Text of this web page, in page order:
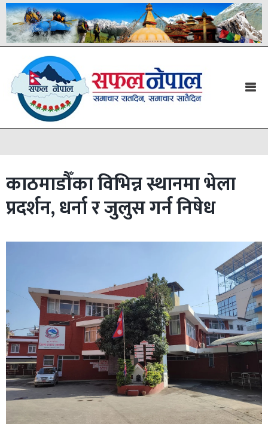
काठमाडौँका विभिन्न स्थानमा भेला
प्रदर्शन, धर्ना र जुलुस गर्न निषेध